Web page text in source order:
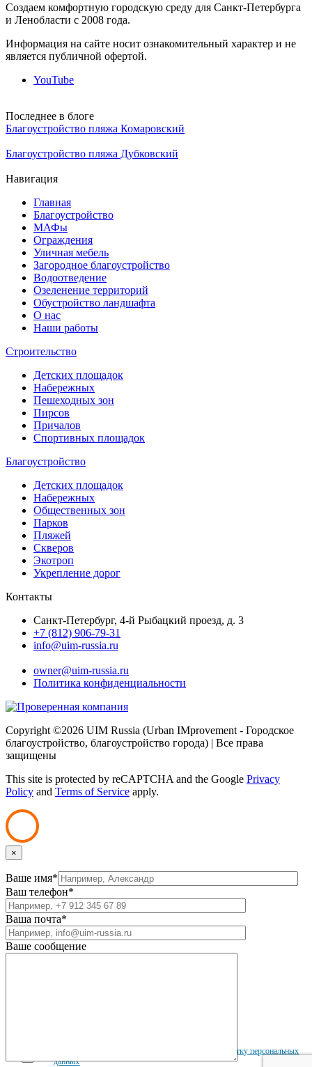
Создаем комфортную городскую среду для Санкт-Петербурга
и Ленобласти с 2008 года.
Информация на сайте носит ознакомительный характер и не
является публичной офертой.
YouTube
Последнее в блоге
Благоустройство пляжа Комаровский
Благоустройство пляжа Дубковский
Навигация
Главная
Благоустройство
МАФы
Ограждения
Уличная мебель
Загородное благоустройство
Водоотведение
Озеленение территорий
Обустройство ландшафта
О нас
Наши работы
Строительство
Детских площадок
Набережных
Пешеходных зон
Пирсов
Причалов
Спортивных площадок
Благоустройство
Детских площадок
Набережных
Общественных зон
Парков
Пляжей
Скверов
Экотроп
Укрепление дорог
Контакты
Санкт-Петербург, 4-й Рыбацкий проезд, д. 3
+7 (812) 906-79-31
info@uim-russia.ru
owner@uim-russia.ru
Политика конфиденциальности
Copyright ©2026 UIM Russia (Urban IMprovement - Городское
благоустройство, благоустройство города) | Все права
защищены
This site is protected by reCAPTCHA and the Google Privacy
Policy and Terms of Service apply.
×
Ваше имя*
Ваш телефон*
Ваша почта*
Ваше сообщение
обработку персональных
данных